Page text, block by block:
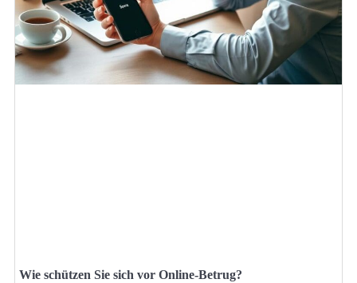
Wie schützen Sie sich vor Online-Betrug?